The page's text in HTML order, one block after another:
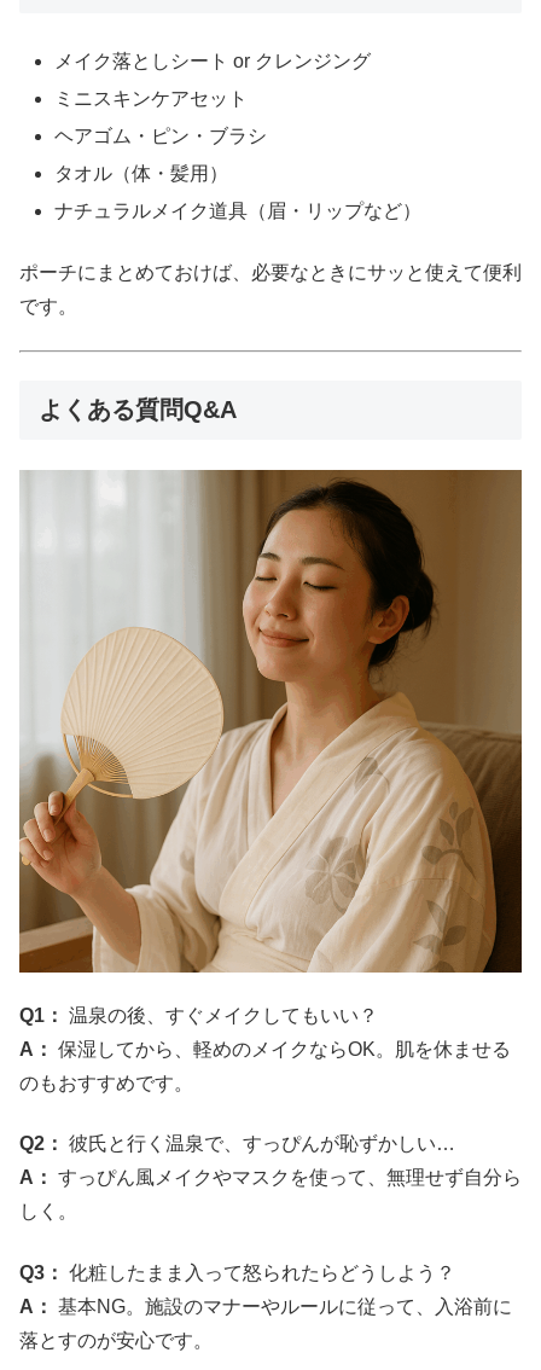
メイク落としシート or クレンジング
ミニスキンケアセット
ヘアゴム・ピン・ブラシ
タオル（体・髪用）
ナチュラルメイク道具（眉・リップなど）
ポーチにまとめておけば、必要なときにサッと使えて便利
です。
よくある質問Q&A
Q1： 温泉の後、すぐメイクしてもいい？
A： 保湿してから、軽めのメイクならOK。肌を休ませる
のもおすすめです。
Q2： 彼氏と行く温泉で、すっぴんが恥ずかしい…
A： すっぴん風メイクやマスクを使って、無理せず自分ら
しく。
Q3： 化粧したまま入って怒られたらどうしよう？
A： 基本NG。施設のマナーやルールに従って、入浴前に
落とすのが安心です。